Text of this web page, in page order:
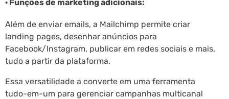
· Funções de marketing adicionais:
Além de enviar emails, a Mailchimp permite criar
landing pages, desenhar anúncios para
Facebook/Instagram, publicar em redes sociais e mais,
tudo a partir da plataforma.
Essa versatilidade a converte em uma ferramenta
tudo-em-um para gerenciar campanhas multicanal